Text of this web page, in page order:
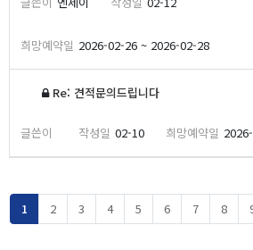
2026-02-26 ~ 2026-02-28
Re: 견적문의드립니다
02-10
1 페이지
2페이지
3 페이지
4페이지
5 페이지
6페이지
7페이지
8페이